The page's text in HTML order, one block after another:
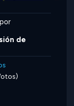
de